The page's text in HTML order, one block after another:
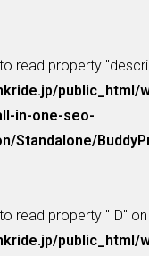
read property
public_html/
in-one-seo-
Standalone/
read property "ID"
public_html/